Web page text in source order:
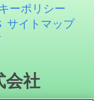
ーポリシー
サイトマップ
会社